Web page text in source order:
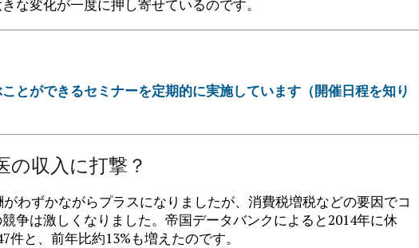
な変化が一度に押し寄せているのです。
とができるセミナーを定期的に実施しています（開催日程を知り
の収入に打撃？
わずかながらプラスになりましたが、消費税増税などの要因でコ
争は激しくなりました。帝国データバンクによると2014年に休
と、前年比約13%も増えたのです。